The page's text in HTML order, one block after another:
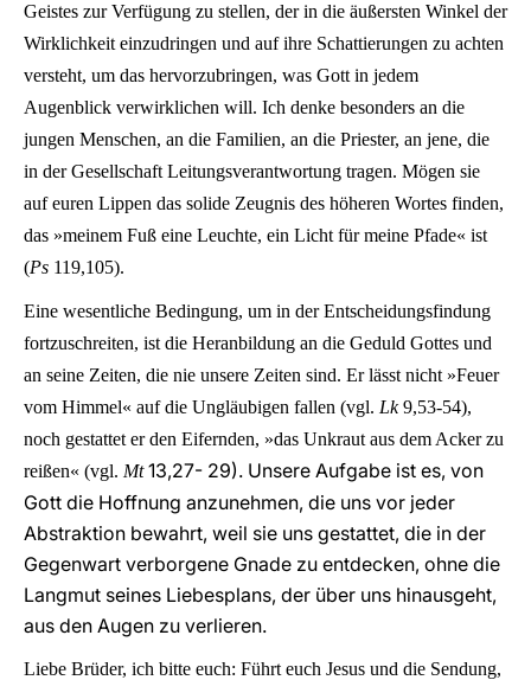
Geistes zur Verfügung zu stellen, der in die äußersten Winkel der
Wirklichkeit einzudringen und auf ihre Schattierungen zu achten
versteht, um das hervorzubringen, was Gott in jedem
Augenblick verwirklichen will. Ich denke besonders an die
jungen Menschen, an die Familien, an die Priester, an jene, die
in der Gesellschaft Leitungsverantwortung tragen. Mögen sie
auf euren Lippen das solide Zeugnis des höheren Wortes finden,
das »meinem Fuß eine Leuchte, ein Licht für meine Pfade« ist
(Ps 119,105).
Eine wesentliche Bedingung, um in der Entscheidungsfindung
fortzuschreiten, ist die Heranbildung an die Geduld Gottes und
an seine Zeiten, die nie unsere Zeiten sind. Er lässt nicht »Feuer
vom Himmel« auf die Ungläubigen fallen (vgl. Lk9,53-54),
noch gestattet er den Eifernden, »das Unkraut aus dem Acker zu
reißen« (vgl. Mt13,27- 29). Unsere Aufgabe ist es, von
Gott die Hoffnung anzunehmen, die uns vor jeder
Abstraktion bewahrt, weil sie uns gestattet, die in der
Gegenwart verborgene Gnade zu entdecken, ohne die
Langmut seines Liebesplans, der über uns hinausgeht,
aus den Augen zu verlieren.
Liebe Brüder, ich bitte euch: Führt euch Jesus und die Sendung,